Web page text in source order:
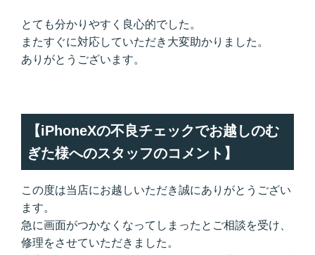
とても分かりやすく良心的でした。
またすぐに対応していただき大変助かりました。
ありがとうございます。
【iPhoneXの不良チェックでお越しのむ
ぎた様へのスタッフのコメント】
この度は当店にお越しいただき誠にありがとうござい
ます。
急に画面がつかなくなってしまったとご相談を受け、
修理をさせていただきました。